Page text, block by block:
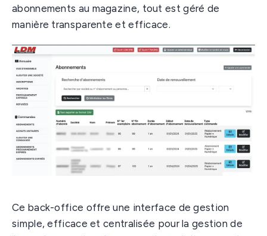
abonnements au magazine, tout est géré de
manière transparente et efficace.
Ce back-office offre une interface de gestion
simple, efficace et centralisée pour la gestion de